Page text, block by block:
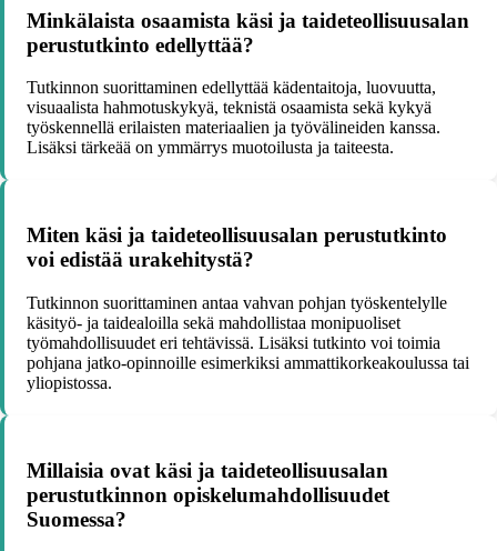
Minkälaista osaamista käsi ja taideteollisuusalan
perustutkinto edellyttää?
Tutkinnon suorittaminen edellyttää kädentaitoja, luovuutta,
visuaalista hahmotuskykyä, teknistä osaamista sekä kykyä
työskennellä erilaisten materiaalien ja työvälineiden kanssa.
Lisäksi tärkeää on ymmärrys muotoilusta ja taiteesta.
Miten käsi ja taideteollisuusalan perustutkinto
voi edistää urakehitystä?
Tutkinnon suorittaminen antaa vahvan pohjan työskentelylle
käsityö- ja taidealoilla sekä mahdollistaa monipuoliset
työmahdollisuudet eri tehtävissä. Lisäksi tutkinto voi toimia
pohjana jatko-opinnoille esimerkiksi ammattikorkeakoulussa tai
yliopistossa.
Millaisia ovat käsi ja taideteollisuusalan
perustutkinnon opiskelumahdollisuudet
Suomessa?